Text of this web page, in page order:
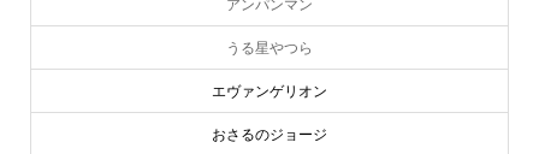
アンパンマン
うる星やつら
エヴァンゲリオン
おさるのジョージ